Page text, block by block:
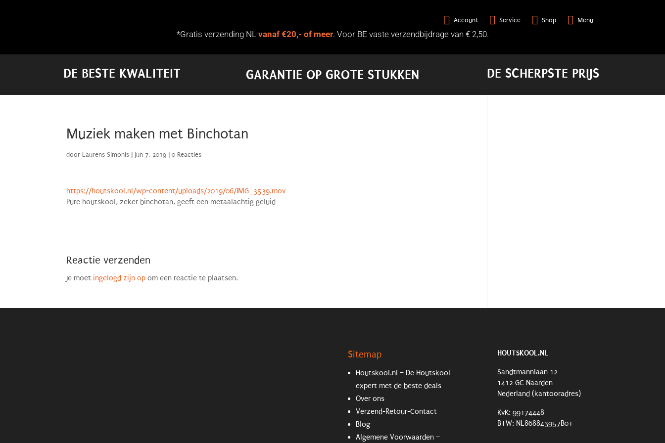
 Account  Service  Shop  Menu
*Gratis verzending NL vanaf €20,- of meer. Voor BE vaste verzendbijdrage van € 2,50.
DE BESTE KWALITEIT GARANTIE OP GROTE STUKKEN DE SCHERPSTE PRIJS
Muziek maken met Binchotan
door Laurens Simonis | jun 7, 2019 |0 Reacties
https://houtskool.nl/wp-content/uploads/2019/06/IMG_3539.mov
Pure houtskool, zeker binchotan, geeft een metaalachtig geluid
Reactie verzenden
Je moet ingelogd zijn op om een reactie te plaatsen.
Sitemap
Houtskool.nl – De Houtskool
expert met de beste deals
Over ons
Verzend-Retour-Contact
Blog
Algemene Voorwaarden –
HOUTSKOOL.NL
Sandtmannlaan 12
1412 GC Naarden
Nederland (kantooradres)
KvK: 99174448
BTW: NL868843957B01